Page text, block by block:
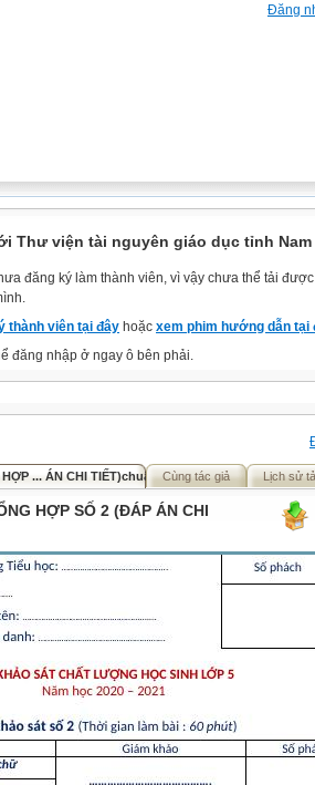
Đăng
Thư viện tài nguyên giáo dục tỉnh
đăng ký làm thành viên, vì vậy chưa thể tải
thành viên tại đây hoặc xem phim hướng dẫn tại
đăng nhập ở ngay ô bên phải.
... ÁN CHI TIẾT)chuẩn Cùng tác giả Lịch sử
HỢP SỐ 2 (ĐÁP ÁN CHI